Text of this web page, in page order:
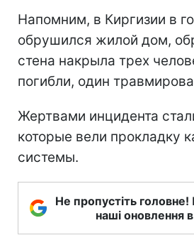
Напомним, в Киргизии в
обрушился жилой дом,
стена накрыла трех
погибли, один
Жертвами инцидента
которые вели прокладку
системы.
Не пропустіть головне!
наші оновлення